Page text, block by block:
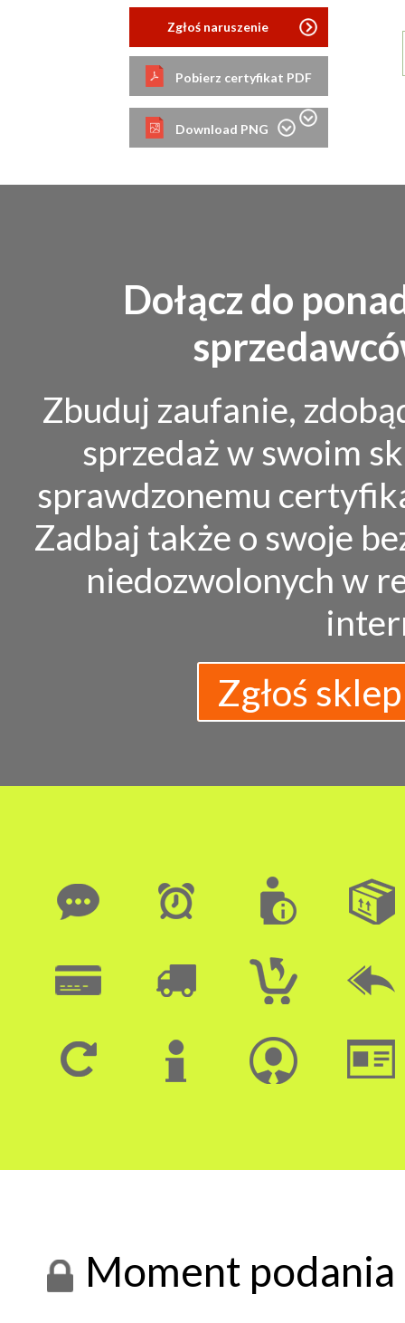
Zgłoś naruszenie
Pobierz certyfikat PDF
Download PNG
Dołącz do
Zbuduj zaufanie,
sprzedaż w swoim
sprawdzonemu
Zadbaj także o swoje
niedozwolonych w
Zgłoś
Moment